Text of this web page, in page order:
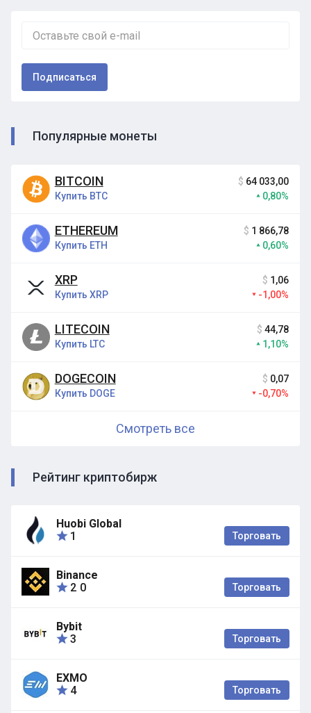
Популярные монеты
BITCOIN
Купить BTC
$ 64 033,00
0,80%
ETHEREUM
Купить ETH
$ 1 866,78
0,60%
XRP
Купить XRP
$ 1,06
-1,00%
LITECOIN
Купить LTC
$ 44,78
1,10%
DOGECOIN
Купить DOGE
$ 0,07
-0,70%
Смотреть все
Рейтинг криптобирж
Huobi Global
1
Торговать
Binance
2 0 Торговать
Bybit
3
Торговать
EXMO
4
Торговать